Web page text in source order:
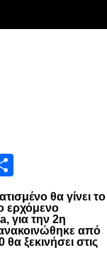
θα γίνει το
ερχόμενο
για την 2η
από
ξεκινήσει στις